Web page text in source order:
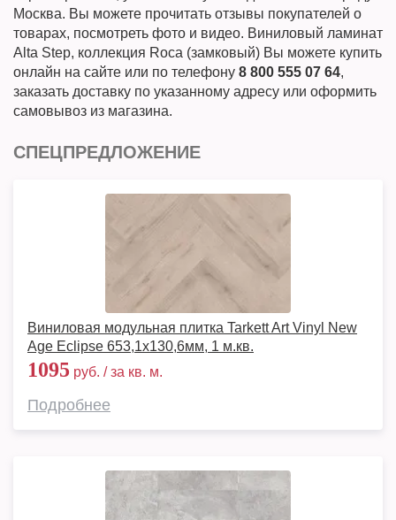
Москва. Вы можете прочитать отзывы покупателей о
товарах, посмотреть фото и видео. Виниловый ламинат
Alta Step, коллекция Roca (замковый) Вы можете купить
онлайн на сайте или по телефону 8 800 555 07 64,
заказать доставку по указанному адресу или оформить
самовывоз из магазина.
СПЕЦПРЕДЛОЖЕНИЕ
Виниловая модульная плитка Tarkett Art Vinyl New
Age Eclipse 653,1х130,6мм, 1 м.кв.
1095 руб. / за кв. м.
Подробнее